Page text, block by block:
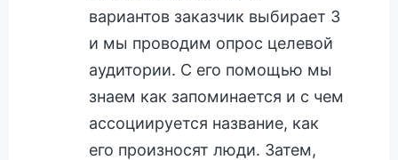
вариантов заказчик выбирает 3
и мы проводим опрос целевой
аудитории. С его помощью мы
знаем как запоминается и с чем
ассоциируется название, как
его произносят люди. Затем,